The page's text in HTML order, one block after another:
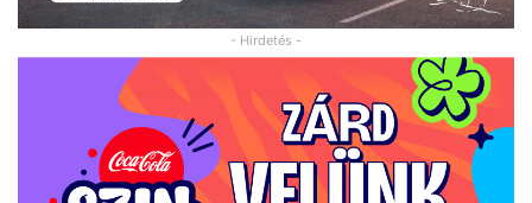
- Hirdetés -